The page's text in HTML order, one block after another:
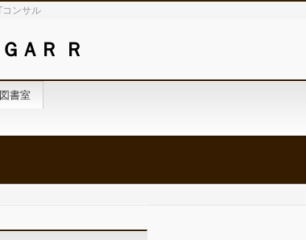
ンサル
ＡＲ Ｒ
図書室